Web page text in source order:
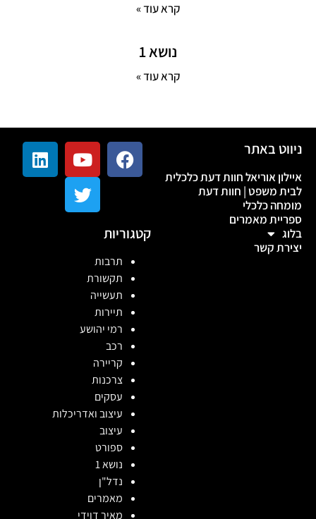
קרא עוד »
נושא 1
קרא עוד »
ניווט באתר
איילון אוריאל חוות דעת כלכלית
לבית משפט | חוות דעת
מומחה כלכלי
ספריית מאמרים
בלוג
יצירת קשר
קטגוריות
תרבות
תקשורת
תעשייה
תיירות
רמי יהושע
רכב
קריירה
צרכנות
עסקים
עיצוב ואדריכלות
עיצוב
ספורט
נושא 1
נדל"ן
מאמרים
מאיר דוידי